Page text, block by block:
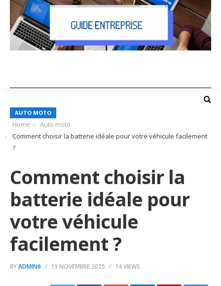
AUTO MOTO
Home
Auto moto
Comment choisir la batterie idéale pour votre véhicule facilement
?
Comment choisir la
batterie idéale pour
votre véhicule
facilement ?
BYADMIN6 19 NOVEMBRE 2025 14 VIEWS